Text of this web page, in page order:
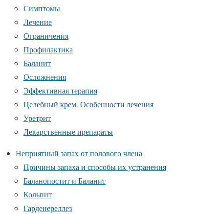
Симптомы
Лечение
Ограничения
Профилактика
Баланит
Осложнения
Эффективная терапия
Целебный крем. Особенности лечения
Уретрит
Лекарственные препараты
Неприятный запах от полового члена
Причины запаха и способы их устранения
Баланопостит и Баланит
Кольпит
Гарденереллез